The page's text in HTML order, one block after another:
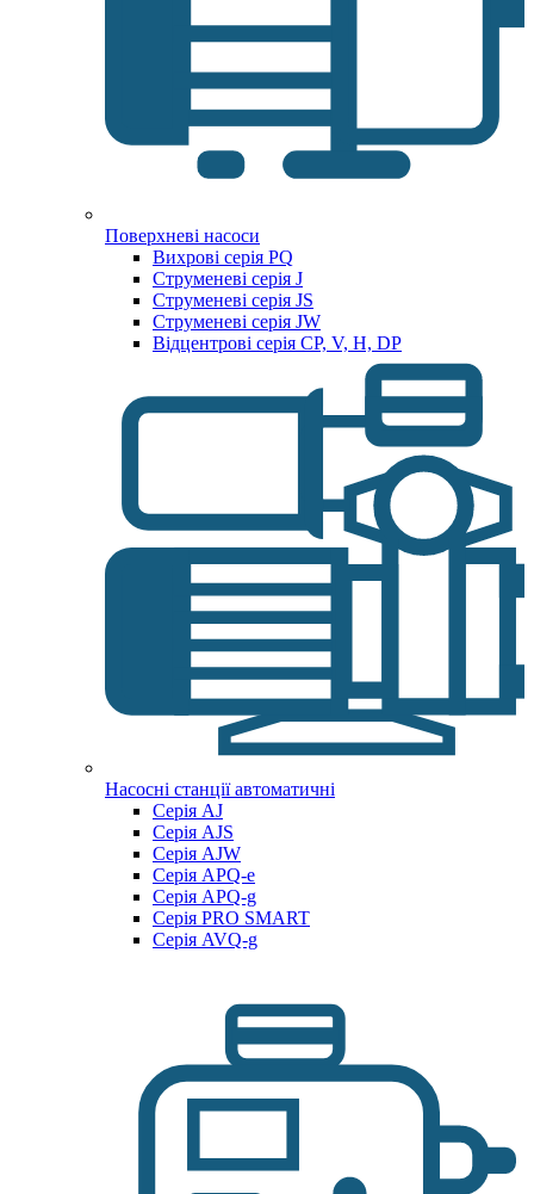
Поверхневі насоси
Вихрові серія PQ
Струменеві серія J
Струменеві серія JS
Струменеві серія JW
Відцентрові серія CP, V, H, DP
Насосні станції автоматичні
Серія AJ
Серія AJS
Серія AJW
Серія APQ-e
Серія APQ-g
Серія PRO SMART
Серія AVQ-g